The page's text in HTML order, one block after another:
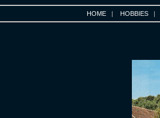
HOME | HOBBIES |